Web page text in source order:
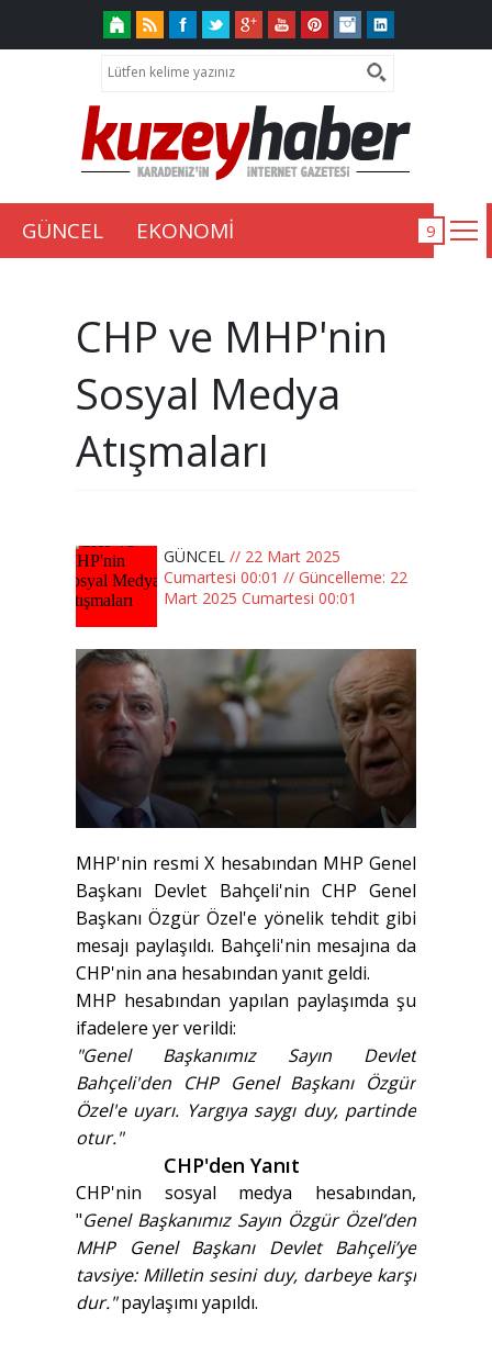
GÜNCEL EKONOMİ
CHP ve MHP'nin
Sosyal Medya
Atışmaları
GÜNCEL // 22 Mart 2025
Cumartesi 00:01 // Güncelleme: 22
Mart 2025 Cumartesi 00:01
MHP'nin resmi X hesabından MHP Genel
Başkanı Devlet Bahçeli'nin CHP Genel
Başkanı Özgür Özel'e yönelik tehdit gibi
mesajı paylaşıldı. Bahçeli'nin mesajına da
CHP'nin ana hesabından yanıt geldi.
MHP hesabından yapılan paylaşımda şu
ifadelere yer verildi:
"Genel Başkanımız Sayın Devlet
Bahçeli'den CHP Genel Başkanı Özgür
Özel'e uyarı. Yargıya saygı duy, partinde
otur."
CHP'den Yanıt
CHP'nin sosyal medya hesabından,
"Genel Başkanımız Sayın Özgür Özel’den
MHP Genel Başkanı Devlet Bahçeli’ye
tavsiye: Milletin sesini duy, darbeye karşı
dur."paylaşımı yapıldı.